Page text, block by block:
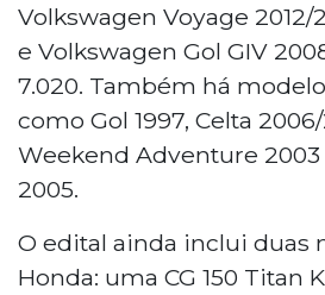
Volkswagen Voyage 2012/
e Volkswagen Gol GIV
7.020. Também há
como Gol 1997, Celta
Weekend Adventure
2005.
O edital ainda inclui duas
Honda: uma CG 150 Titan